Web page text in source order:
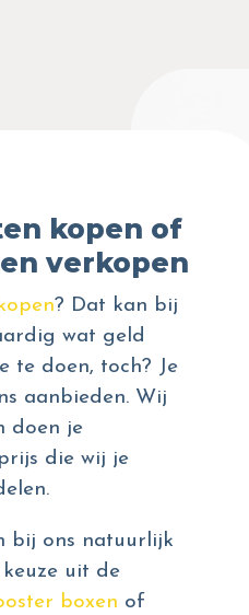
kopen of
verkopen
? Dat kan bij
wat geld
te doen, toch? Je
aanbieden. Wij
doen je
die wij je
bij ons natuurlijk
uit de
boxen of